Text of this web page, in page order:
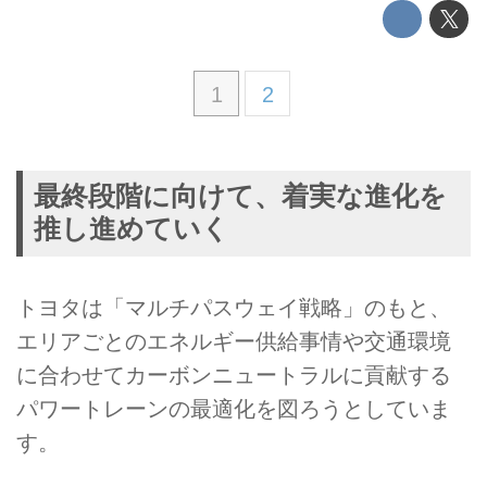
1 2
最終段階に向けて、着実な進化を
推し進めていく
トヨタは「マルチパスウェイ戦略」のもと、
エリアごとのエネルギー供給事情や交通環境
に合わせてカーボンニュートラルに貢献する
パワートレーンの最適化を図ろうとしていま
す。